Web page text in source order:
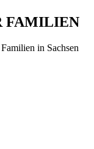
FAMILIEN
in Sachsen